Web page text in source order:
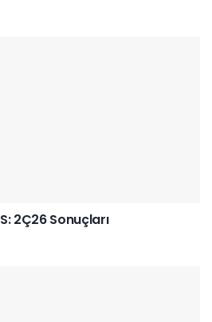
2Ç26 Sonuçları